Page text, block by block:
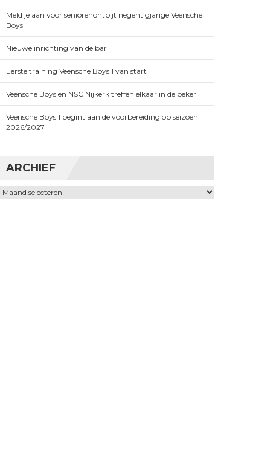
Meld je aan voor seniorenontbijt negentigjarige Veensche
Boys
Nieuwe inrichting van de bar
Eerste training Veensche Boys 1 van start
Veensche Boys en NSC Nijkerk treffen elkaar in de beker
Veensche Boys 1 begint aan de voorbereiding op seizoen
2026/2027
ARCHIEF
Archief